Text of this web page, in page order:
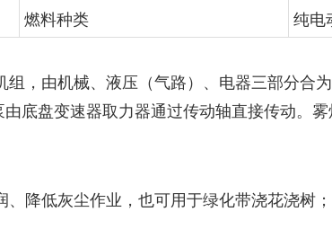
燃料种类
纯电
，由机械、液压（气路）、电器三部分合为
底盘变速器取力器通过传动轴直接传动。
降低灰尘作业，也可用于绿化带浇花浇树